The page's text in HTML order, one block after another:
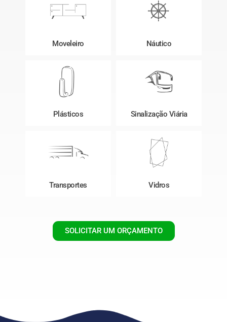
Moveleiro Náutico
Plásticos Sinalização Viária
Transportes Vidros
SOLICITAR UM ORÇAMENTO